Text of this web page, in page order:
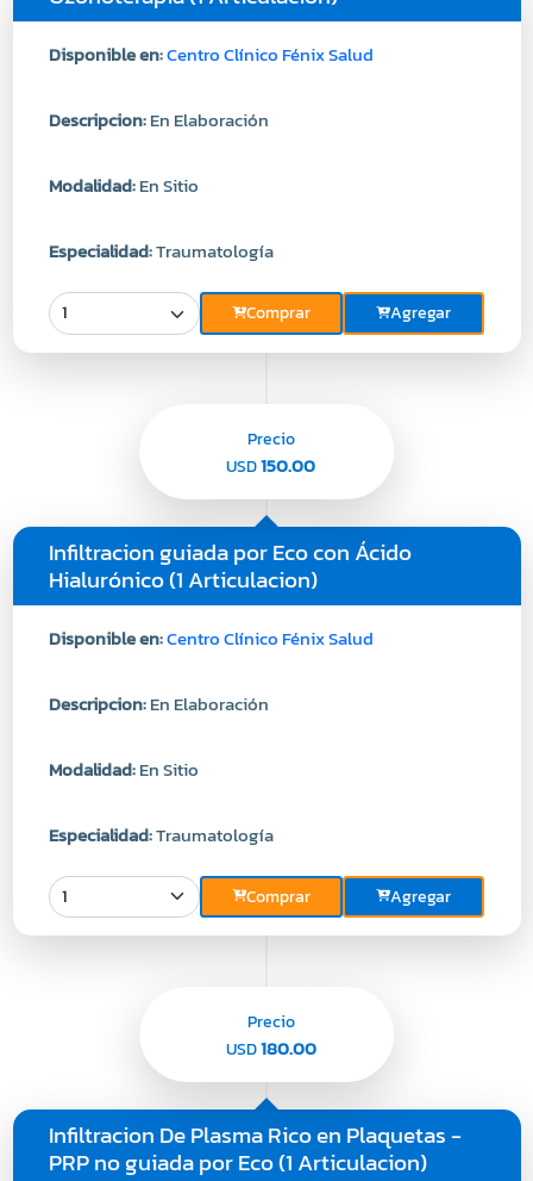
Disponible en:Centro Clínico Fénix Salud
Descripcion:En Elaboración
Modalidad:En Sitio
Especialidad:Traumatología
Comprar Agregar
Infiltracion guiada por Eco con Ácido
Hialurónico (1 Articulacion)
Disponible en:Centro Clínico Fénix Salud
Descripcion:En Elaboración
Modalidad:En Sitio
Especialidad:Traumatología
Comprar Agregar
Precio
USD150.00
Infiltracion De Plasma Rico en Plaquetas -
PRP no guiada por Eco (1 Articulacion)
Precio
USD180.00